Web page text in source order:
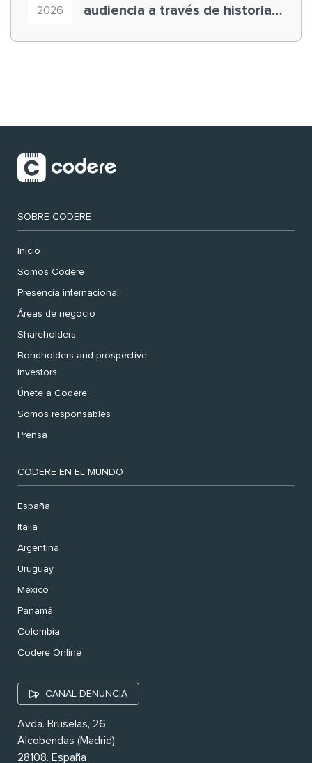
2026
audiencia a través de historias
SOBRE CODERE
Inicio
Somos Codere
Presencia internacional
Áreas de negocio
Shareholders
Bondholders and prospective
investors
Únete a Codere
Somos responsables
Prensa
CODERE EN EL MUNDO
España
Italia
Argentina
Uruguay
México
Panamá
Colombia
Codere Online
CANAL DENUNCIA
Avda. Bruselas, 26
Alcobendas (Madrid),
28108. España